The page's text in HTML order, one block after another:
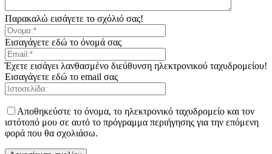
Παρακαλώ εισάγετε το σχόλιό σας!
Εισαγάγετε εδώ το όνομά σας
Έχετε εισάγει λανθασμένο διεύθυνση ηλεκτρονικού ταχυδρομείου!
Εισαγάγετε εδώ το email σας
Αποθηκεύστε το όνομα, το ηλεκτρονικό ταχυδρομείο και τον
ιστότοπό μου σε αυτό το πρόγραμμα περιήγησης για την επόμενη
φορά που θα σχολιάσω.